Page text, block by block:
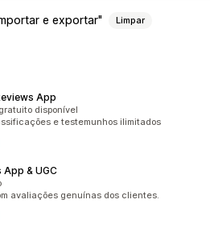
e exportar Limpar
App
disponível
e testemunhos ilimitados
& UGC
avaliações genuínas dos clientes.